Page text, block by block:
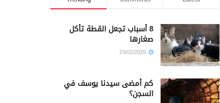
8 أسباب تجعل القطة تأكل
صغارها
كم أمضى سيدنا يوسف في
السجن؟